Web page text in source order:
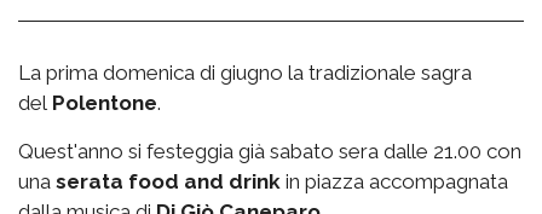
La prima domenica di giugno la tradizionale sagra
del Polentone.
Quest'anno si festeggia già sabato sera dalle 21.00 con
una serata food and drink in piazza accompagnata